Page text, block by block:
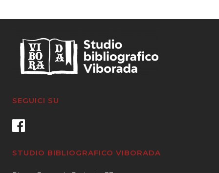
SEGUICI SU
STUDIO BIBLIOGRAFICO VIBORADA